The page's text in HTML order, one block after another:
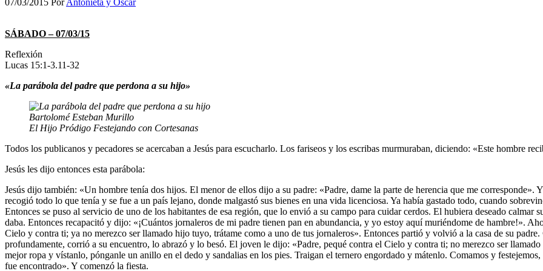
SÁBADO – 07/03/15
Reflexión
Lucas 15:1-3.11-32
«La parábola del padre que perdona a su hijo»
Bartolomé Esteban Murillo
El Hijo Pródigo Festejando con Cortesanas
Todos los publicanos y pecadores se acercaban a Jesús para escucharlo. Los fariseos y los escribas murmuraban, diciendo: «Este hombre
Jesús les dijo entonces esta parábola:
Jesús dijo también: «Un hombre tenía dos hijos. El menor de ellos dijo a su padre: «Padre, dame la parte de herencia que me corresponde».
recogió todo lo que tenía y se fue a un país lejano, donde malgastó sus bienes en una vida licenciosa. Ya había gastado todo, cuando
Entonces se puso al servicio de uno de los habitantes de esa región, que lo envió a su campo para cuidar cerdos. El hubiera deseado calmar
daba. Entonces recapacitó y dijo: «¡Cuántos jornaleros de mi padre tienen pan en abundancia, y yo estoy aquí muriéndome de hambre!».
Cielo y contra ti; ya no merezco ser llamado hijo tuyo, trátame como a uno de tus jornaleros». Entonces partió y volvió a la casa de su
profundamente, corrió a su encuentro, lo abrazó y lo besó. El joven le dijo: «Padre, pequé contra el Cielo y contra ti; no merezco ser
mejor ropa y vístanlo, pónganle un anillo en el dedo y sandalias en los pies. Traigan el ternero engordado y mátenlo. Comamos y
fue encontrado». Y comenzó la fiesta.